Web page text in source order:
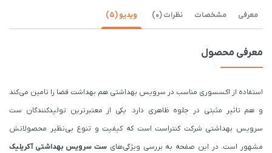
معرفی مشخصات نظرات (0) ویدیو (5)
معرفی محصول
استفاده از اکسسوری‌ مناسب در سرویس بهداشتی هم بهداشت فضا را تامین می‌کند
و هم تاثیر مثبتی در جلوه ظاهری دارد. یکی از معتبرترین تولیدکنندگان ست
سرویس بهداشتی شرکت کنتراست است که کیفیت و تنوع بی‌نظیر محصولاتش
مشهور است. در این صفحه به بررسی ویژگی‌های ست سرویس بهداشتی آکریلیک